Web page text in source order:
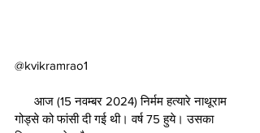
@kvikramrao1
गोड्से को फांसी दी गई थी। वर्ष 75 हुये। उसका